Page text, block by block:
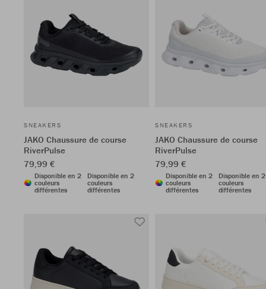
SNEAKERS
JAKO Chaussure de course
RiverPulse
79,99 €
Disponible en 2
couleurs
différentes
Disponible en 2
couleurs
différentes
SNEAKERS
JAKO Chaussure de course
RiverPulse
79,99 €
Disponible en 2
couleurs
différentes
Disponible en 2
couleurs
différentes